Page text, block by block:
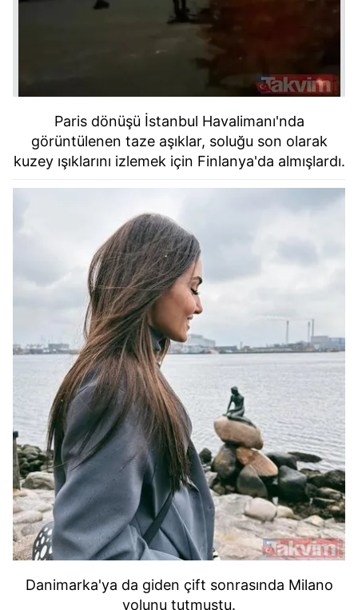
Paris dönüşü İstanbul Havalimanı'nda
görüntülenen taze aşıklar, soluğu son olarak
kuzey ışıklarını izlemek için Finlanya'da almışlardı.
Danimarka'ya da giden çift sonrasında Milano
yolunu tutmuştu.